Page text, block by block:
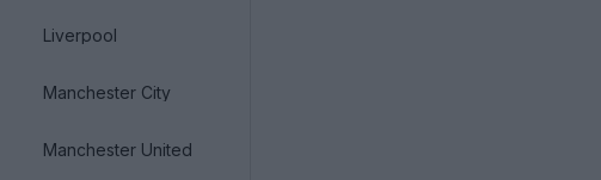
Liverpool
Manchester City
Manchester United